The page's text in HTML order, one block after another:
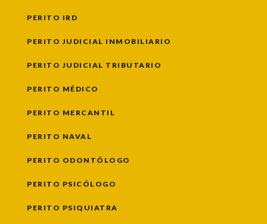
PERITO IRD
PERITO JUDICIAL INMOBILIARIO
PERITO JUDICIAL TRIBUTARIO
PERITO MÉDICO
PERITO MERCANTIL
PERITO NAVAL
PERITO ODONTÓLOGO
PERITO PSICÓLOGO
PERITO PSIQUIATRA